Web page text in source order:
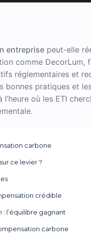
entreprise peut-elle
comme DecorLum,
réglementaires et
pratiques et
où les ETI
carbone
ce levier ?
crédible
l’équilibre gagnant
carbone